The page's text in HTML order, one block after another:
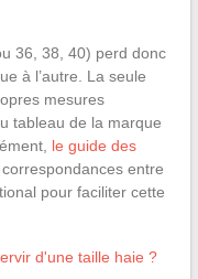
36, 38, 40) perd donc
à l’autre. La seule
mesures
tableau de la marque
le guide des
entre
pour faciliter cette
d'une taille haie ?